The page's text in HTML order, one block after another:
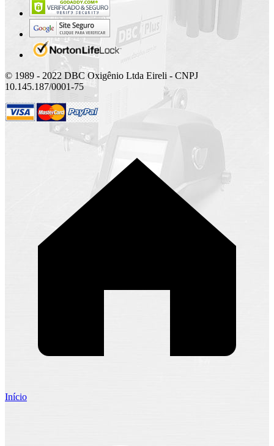
© 1989 - 2022 DBC Oxigênio Ltda Eireli - CNPJ
10.145.187/0001-75
Início